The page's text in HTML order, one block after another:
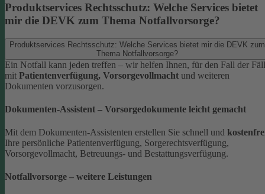
Produktservices Rechtsschutz: Welche Services bietet
mir die DEVK zum Thema Notfallvorsorge?
Produktservices Rechtsschutz: Welche Services bietet mir die DEVK zum
Thema Notfallvorsorge?
Ein Notfall kann jeden treffen – wir helfen Ihnen, für den Fall der
mit Patientenverfügung, Vorsorgevollmacht und weiteren
Dokumenten vorzusorgen.
Dokumenten-Assistent – Vorsorgedokumente leicht gemacht
Mit dem Dokumenten-Assistenten erstellen Sie schnell und
Ihre persönliche Patientenverfügung, Sorgerechtsverfügung,
Vorsorgevollmacht, Betreuungs- und Bestattungsverfügung.
Notfallvorsorge – weitere Leistungen